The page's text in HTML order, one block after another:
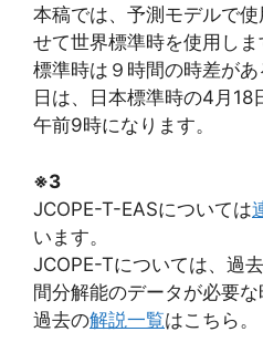
本稿では、予測モデルで
せて世界標準時を使用し
標準時は９時間の時差が
日は、日本標準時の4月18
午前9時になります。
※3
JCOPE-T-EASについては
います。
JCOPE-Tについては、過
間分解能のデータが必要な
過去の解説一覧はこちら。